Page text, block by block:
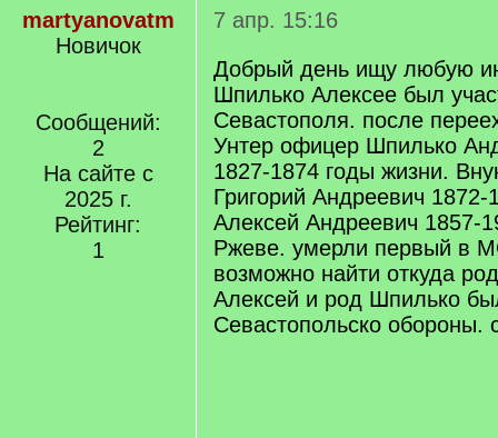
martyanovatm
Новичок
Сообщений:
2
На сайте с
2025 г.
Рейтинг:
1
7 апр. 15:16
Добрый день ищу любую
Шпилько Алексее был
Севастополя. после
Унтер офицер Шпилько
1827-1874 годы жизни.
Григорий Андреевич
Алексей Андреевич 1857-
Ржеве. умерли первый в
возможно найти откуда
Алексей и род Шпилько
Севастопольско обороны.